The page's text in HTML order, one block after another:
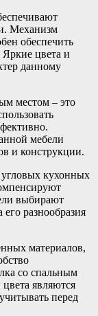
Механизм
обеспечить
цвета и
данному
местом – это
мебели
и конструкции.
кухонных
выбирают
разнообразия
материалов,
со спальным
являются
перед